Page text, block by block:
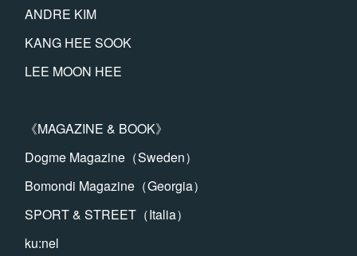
ANDRE KIM
KANG HEE SOOK
LEE MOON HEE
《MAGAZINE & BOOK》
Dogme Magazine（Sweden）
Bomondi Magazine（Georgia）
SPORT & STREET（Italia）
ku:nel